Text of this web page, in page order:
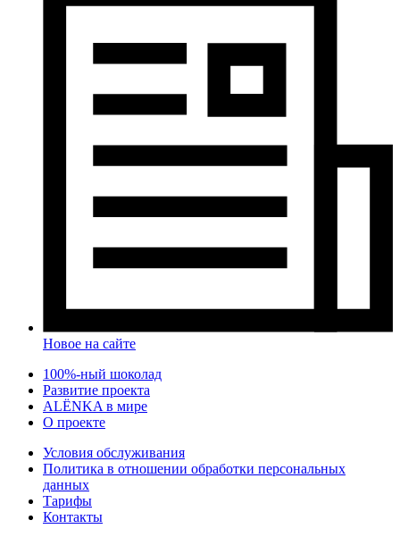
Новое на сайте
100%-ный шоколад
Развитие проекта
ALЁNKA в мире
О проекте
Условия обслуживания
Политика в отношении обработки персональных
данных
Тарифы
Контакты